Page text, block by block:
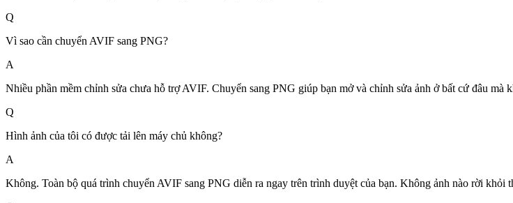
Q
Vì sao cần chuyển AVIF sang PNG?
A
Nhiều phần mềm chỉnh sửa chưa hỗ trợ AVIF. Chuyển sang PNG giúp bạn mở và chỉnh sửa ảnh ở bất cứ đâu mà
Q
Hình ảnh của tôi có được tải lên máy chủ không?
A
Không. Toàn bộ quá trình chuyển AVIF sang PNG diễn ra ngay trên trình duyệt của bạn. Không ảnh nào rời khỏi